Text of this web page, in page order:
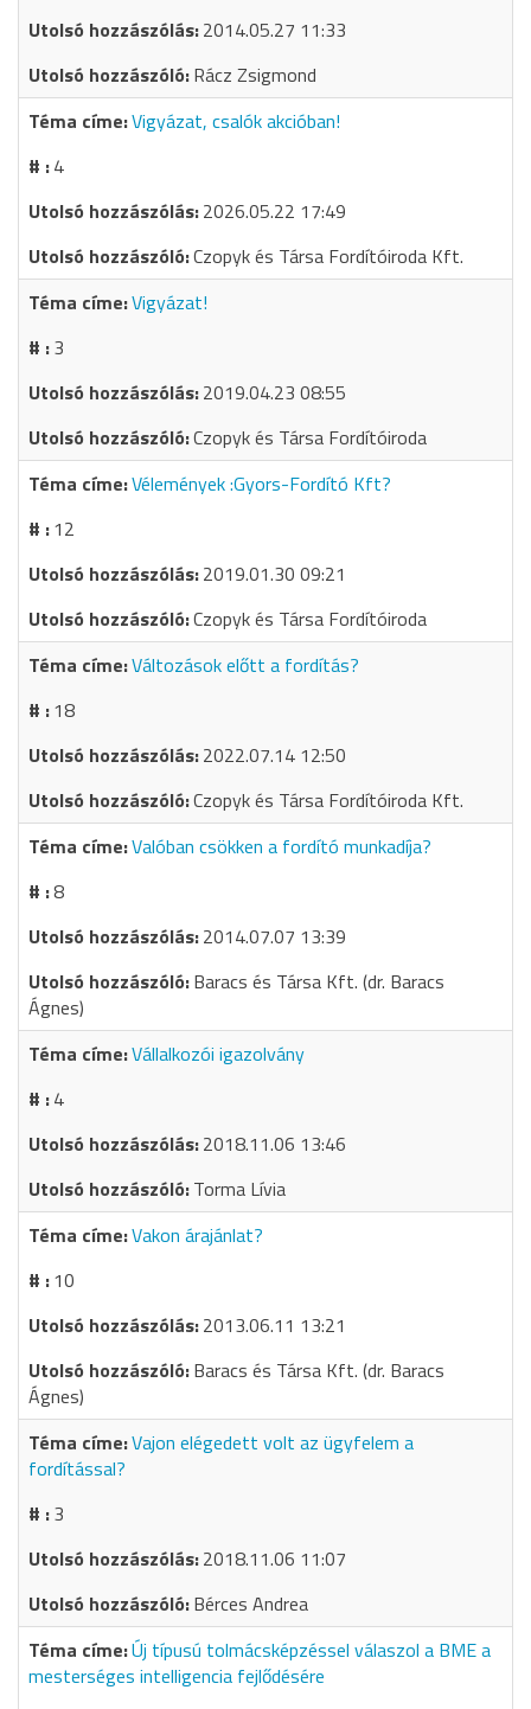
2014.05.27 11:33
Rácz Zsigmond
Vigyázat, csalók akcióban!
4
2026.05.22 17:49
Czopyk és Társa Fordítóiroda Kft.
Vigyázat!
3
2019.04.23 08:55
Czopyk és Társa Fordítóiroda
Vélemények :Gyors-Fordító Kft?
12
2019.01.30 09:21
Czopyk és Társa Fordítóiroda
Változások előtt a fordítás?
18
2022.07.14 12:50
Czopyk és Társa Fordítóiroda Kft.
Valóban csökken a fordító munkadíja?
8
2014.07.07 13:39
Baracs és Társa Kft. (dr. Baracs
Ágnes)
Vállalkozói igazolvány
4
2018.11.06 13:46
Torma Lívia
Vakon árajánlat?
10
2013.06.11 13:21
Baracs és Társa Kft. (dr. Baracs
Ágnes)
Vajon elégedett volt az ügyfelem a
fordítással?
3
2018.11.06 11:07
Bérces Andrea
Új típusú tolmácsképzéssel válaszol a BME a
mesterséges intelligencia fejlődésére